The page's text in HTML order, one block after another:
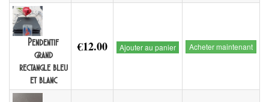
Pendentif
grand
rectangle bleu
et blanc
€12.00 Ajouter au panier Acheter maintenant